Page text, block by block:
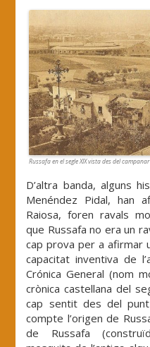
Russafa en el segle XIX vista des del
D’altra banda, alguns
Menéndez Pidal, han
Raiosa, foren ravals
que Russafa no era un
cap prova per a afirmar
capacitat inventiva de
Crónica General (nom
crònica castellana del
cap sentit des del
compte l’origen de
de Russafa